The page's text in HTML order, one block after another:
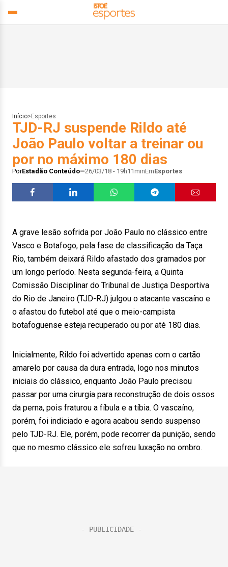
Início> Esportes
TJD-RJ suspende Rildo até
João Paulo voltar a treinar ou
por no máximo 180 dias
PorEstadão Conteúdo 26/03/18 - 19h11minEmEsportes
A grave lesão sofrida por João Paulo no clássico entre
Vasco e Botafogo, pela fase de classificação da Taça
Rio, também deixará Rildo afastado dos gramados por
um longo período. Nesta segunda-feira, a Quinta
Comissão Disciplinar do Tribunal de Justiça Desportiva
do Rio de Janeiro (TJD-RJ) julgou o atacante vascaíno e
o afastou do futebol até que o meio-campista
botafoguense esteja recuperado ou por até 180 dias.
Inicialmente, Rildo foi advertido apenas com o cartão
amarelo por causa da dura entrada, logo nos minutos
iniciais do clássico, enquanto João Paulo precisou
passar por uma cirurgia para reconstrução de dois ossos
da perna, pois fraturou a fíbula e a tíbia. O vascaíno,
porém, foi indiciado e agora acabou sendo suspenso
pelo TJD-RJ. Ele, porém, pode recorrer da punição, sendo
que no mesmo clássico ele sofreu luxação no ombro.